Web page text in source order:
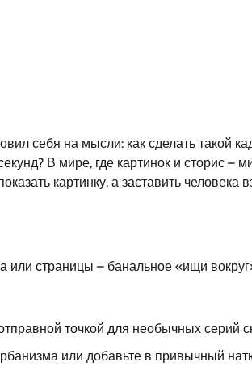
себя на мысли: как сделать такой
В мире, где картинок и сторис –
картинку, а заставить человека
или страницы – банальное «ищи
точкой для необычных серий
или добавьте в привычный